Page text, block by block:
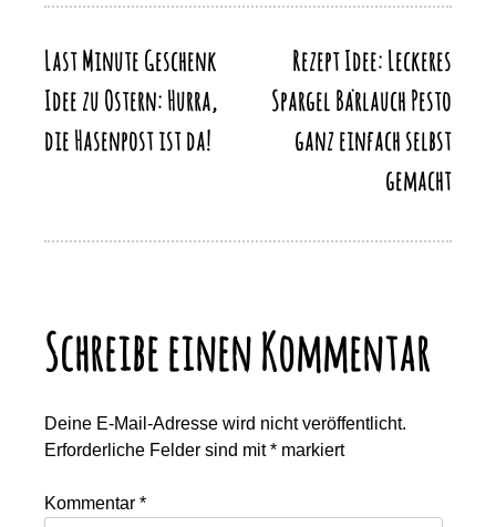
k
k
Beitragsnavigation
Last Minute Geschenk
Idee zu Ostern: Hurra,
die Hasenpost ist da!
Rezept Idee: Leckeres
Spargel Bärlauch Pesto
ganz einfach selbst
gemacht
Schreibe einen Kommentar
Deine E-Mail-Adresse wird nicht veröffentlicht.
Erforderliche Felder sind mit* markiert
Kommentar*